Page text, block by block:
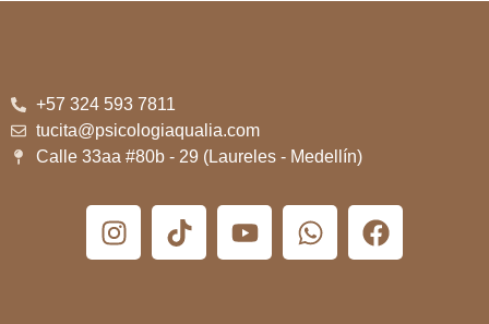
+57 324 593 7811
tucita@psicologiaqualia.com
Calle 33aa #80b - 29 (Laureles - Medellín)